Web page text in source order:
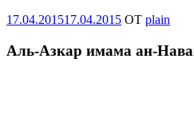
Опубликовано
17.04.201517.04.2015 OT plain
Аль-Азкар имама ан-